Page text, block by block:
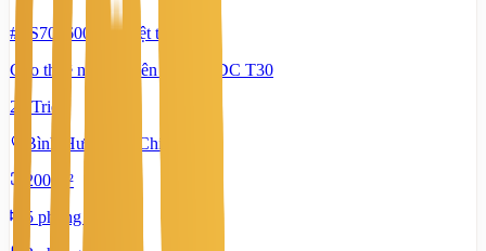
#TS70560006 - Biệt thự
Cho thuê nhà nguyên căn ở KDC T30
21 Triệu
Bình Hưng, Hồ Chí Minh
200 m²
5 phòng ngủ